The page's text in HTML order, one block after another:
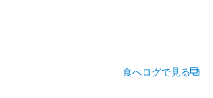
食べログで見る